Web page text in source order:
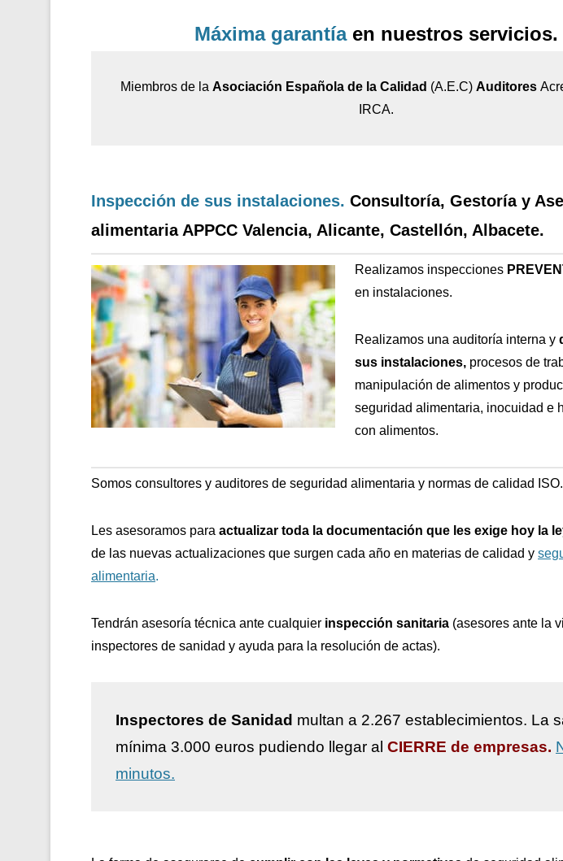
Máxima garantíaen nuestros servicios.
Miembros de la Asociación Española de la Calidad (A.E.C) Auditores
IRCA.
Inspección de sus instalaciones. Consultoría, Gestoría y
alimentaria APPCC Valencia, Alicante, Castellón, Albacete.
Realizamos inspecciones
en instalaciones.
Realizamos una auditoría interna y
sus instalaciones, procesos de
manipulación de alimentos y
seguridad alimentaria, inocuidad e
con alimentos.
Somos consultores y auditores de seguridad alimentaria y normas de calidad ISO.
Les asesoramos para actualizar toda la documentación que les exige hoy la
de las nuevas actualizaciones que surgen cada año en materias de calidad y
alimentaria.
Tendrán asesoría técnica ante cualquier inspección sanitaria (asesores ante la
inspectores de sanidad y ayuda para la resolución de actas).
Inspectores de Sanidad multan a 2.267 establecimientos. La
mínima 3.000 euros pudiendo llegar al CIERRE de empresas.
minutos.